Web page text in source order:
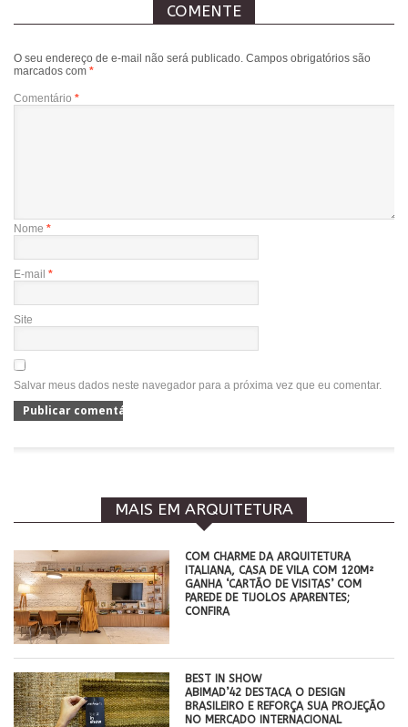
COMENTE
O seu endereço de e-mail não será publicado. Campos obrigatórios são
marcados com *
Comentário *
Nome *
E-mail *
Site
Salvar meus dados neste navegador para a próxima vez que eu comentar.
MAIS EM ARQUITETURA
COM CHARME DA ARQUITETURA
ITALIANA, CASA DE VILA COM 120M²
GANHA ‘CARTÃO DE VISITAS’ COM
PAREDE DE TIJOLOS APARENTES;
CONFIRA
BEST IN SHOW
ABIMAD’42 DESTACA O DESIGN
BRASILEIRO E REFORÇA SUA PROJEÇÃO
NO MERCADO INTERNACIONAL